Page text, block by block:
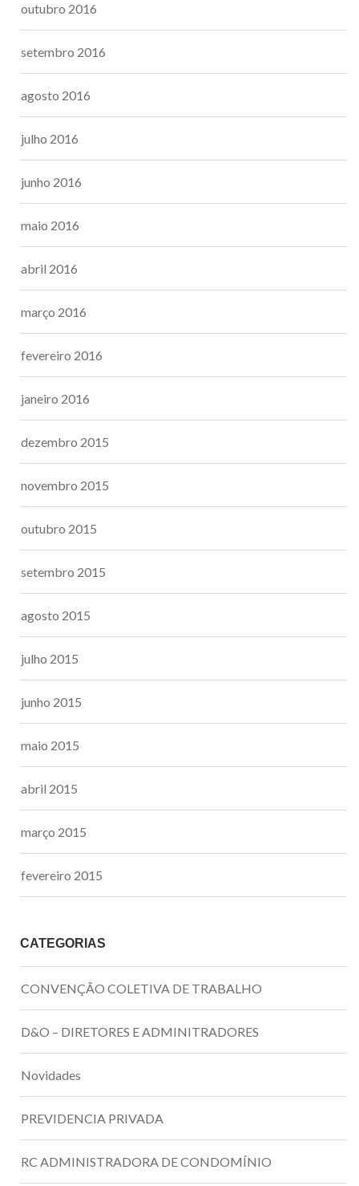
outubro 2016
setembro 2016
agosto 2016
julho 2016
junho 2016
maio 2016
abril 2016
março 2016
fevereiro 2016
janeiro 2016
dezembro 2015
novembro 2015
outubro 2015
setembro 2015
agosto 2015
julho 2015
junho 2015
maio 2015
abril 2015
março 2015
fevereiro 2015
CATEGORIAS
CONVENÇÃO COLETIVA DE TRABALHO
D&O – DIRETORES E ADMINITRADORES
Novidades
PREVIDENCIA PRIVADA
RC ADMINISTRADORA DE CONDOMÍNIO